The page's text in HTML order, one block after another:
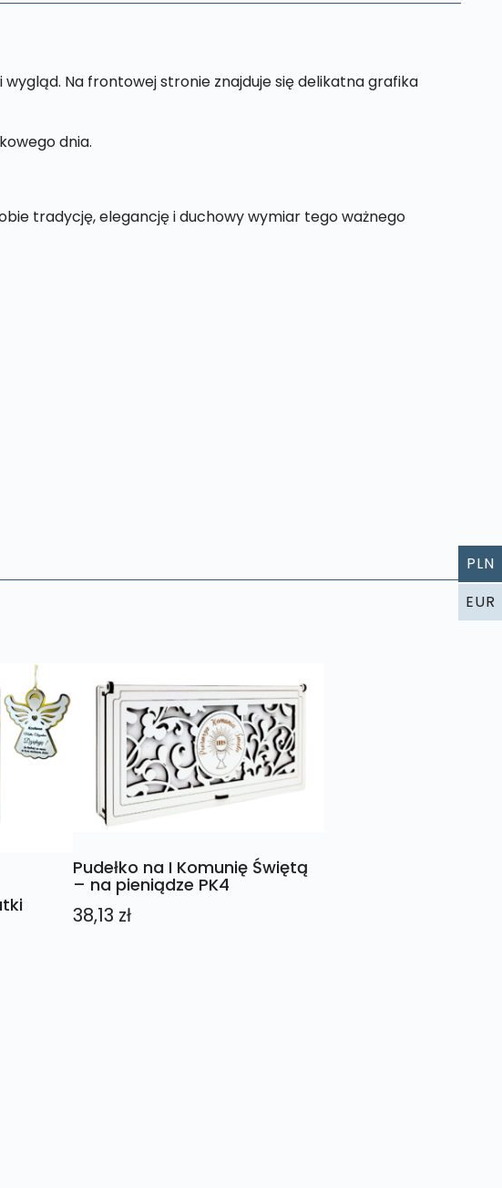
Na frontowej stronie znajduje się delikatna grafika
dnia.
tradycję, elegancję i duchowy wymiar tego ważnego
Pudełko na I Komunię Świętą
– na pieniądze PK4
38,13 zł
PLN
EUR